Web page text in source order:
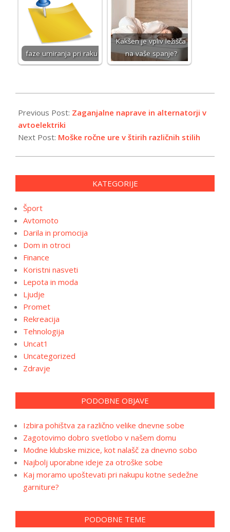
faze umiranja pri raku
Kakšen je vpliv ležišča
na vaše spanje?
07-
15
Previous Post: Zaganjalne naprave in alternatorji v
avtoelektriki
Next Post: Moške ročne ure v štirih različnih stilih
KATEGORIJE
Šport
Avtomoto
Darila in promocija
Dom in otroci
Finance
Koristni nasveti
Lepota in moda
Ljudje
Promet
Rekreacija
Tehnologija
Uncat1
Uncategorized
Zdravje
PODOBNE OBJAVE
Izbira pohištva za različno velike dnevne sobe
Zagotovimo dobro svetlobo v našem domu
Modne klubske mizice, kot nalašč za dnevno sobo
Najbolj uporabne ideje za otroške sobe
Kaj moramo upoštevati pri nakupu kotne sedežne
garniture?
PODOBNE TEME